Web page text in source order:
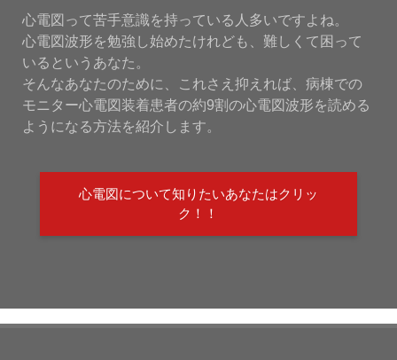
心電図って苦手意識を持っている人多いですよね。
心電図波形を勉強し始めたけれども、難しくて困って
いるというあなた。
そんなあなたのために、これさえ抑えれば、病棟での
モニター心電図装着患者の約9割の心電図波形を読める
ようになる方法を紹介します。
心電図について知りたいあなたはクリッ
ク！！